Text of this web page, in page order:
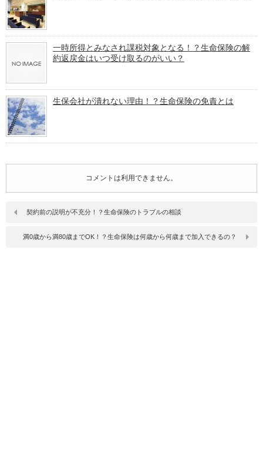
一時所得とみなされ課税対象となる！？生命保険の解
約返戻金はいつ受け取るのがいい？
生保会社が潰れない理由！？生命保険の免責とは
コメントは利用できません。
契約前の説明が不充分！？生命保険のトラブルの相談
満0歳から満80歳までOK！？生命保険は何歳から何歳まで加入できるの？